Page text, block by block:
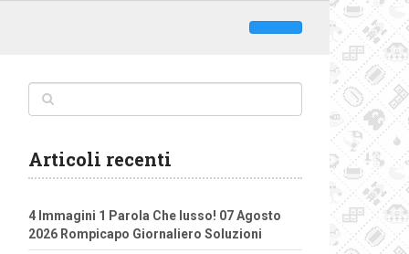
Articoli recenti
4 Immagini 1 Parola Che lusso! 07 Agosto
2026 Rompicapo Giornaliero Soluzioni